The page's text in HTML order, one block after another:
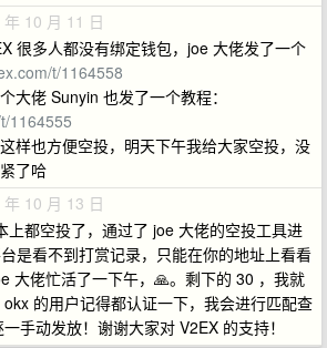
10 月 11 日
很多人都没有绑定钱包，joe 大佬发了一个
t/1164558
大佬 Sunyin 也发了一个教程：
1164555
样也方便空投，明天下午我给大家空投，没
了哈
10 月 13 日
上都空投了，通过了 joe 大佬的空投工具进
是看不到打赏记录，只能在你的地址上看看
大佬忙活了一下午，🙏。剩下的 30 ，我就
的用户记得都认证一下，我会进行匹配查
手动发放！谢谢大家对 V2EX 的支持！